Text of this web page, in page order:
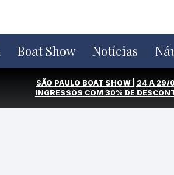
Boat Show Notícias
SÃO PAULO BOAT SHOW | 24 A 29/
INGRESSOS COM 30% DE